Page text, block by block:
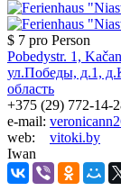
$ 7 pro Person
Pobedystr. 1,
ул.Победы, д.1,
область
+375 (29) 772-14-
e-mail:
web: vitoki.by
Iwan